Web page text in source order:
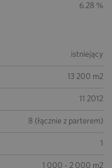
6.28 %
istniejący
13 200 m2
11 2012
8 (łącznie z parterem)
1
1 000 - 2 000 m2